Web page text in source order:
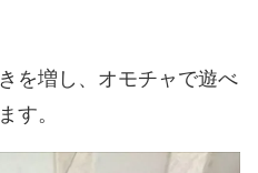
を増し、オモチャで遊べ
す。